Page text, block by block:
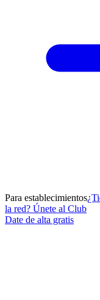
Para establecimientos
la red? Únete al Club
Date de alta gratis